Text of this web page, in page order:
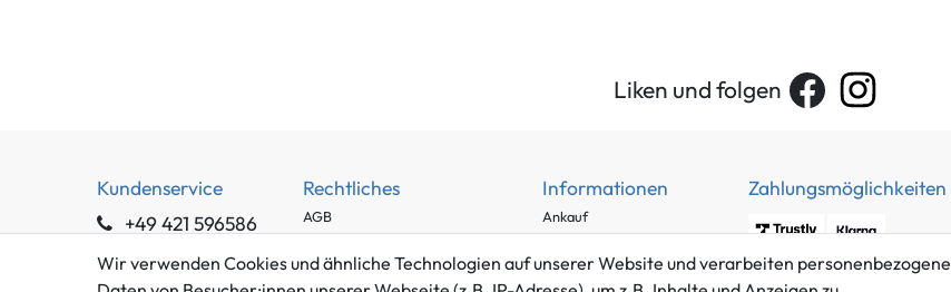
Liken und folgen
Kundenservice
+49 421 596586
info@gameworld.de
Rechtliches
AGB
Datenschutzerklärung
Informationen
Ankauf
Häufig gestellte Fragen
Zahlungsmöglichkeiten
Wir verwenden Cookies und ähnliche Technologien auf unserer Website und verarbeiten personenbezogene